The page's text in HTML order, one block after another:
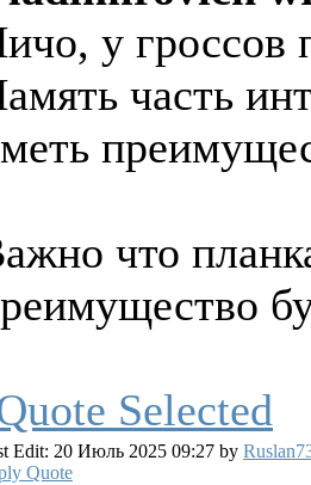
у гроссов
часть
что
Edit: 20 Июль 2025 09:27 by
Quote